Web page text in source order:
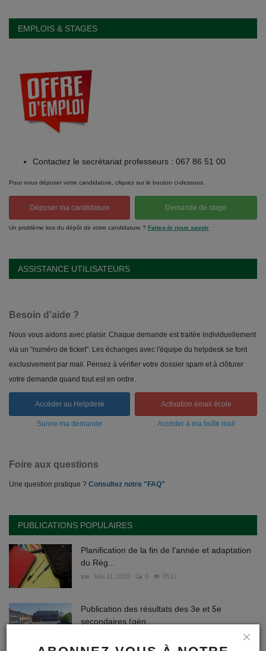
EMPLOIS & STAGES
Contactez le secrétariat professeurs : 067 86 51 00
Pour nous déposer votre candidature, cliquez sur le bouton ci-dessous.
Déposer ma candidature Demande de stage
Un problème lors du dépôt de votre candidature ? Faites-le nous savoir
ASSISTANCE UTILISATEURS
Besoin d'aide ?
Nous vous aidons avec plaisir. Chaque demande est traitée individuellement
via un "numéro de ticket". Les échanges avec l'équipe du helpdesk se font
exclusivement par mail. Pensez à vérifier votre dossier spam et à clôturer
votre demande quand tout est en ordre.
Accéder au Helpdesk Activation email école
Suivre ma demande Accéder à ma boîte mail
Foire aux questions
Une question pratique ? Consultez notre "FAQ"
PUBLICATIONS POPULAIRES
Planification de la fin de l'année et adaptation
du Règ...
vw Mai 11, 2020 0 8511
Publication des résultats des 3e et 5e
secondaires (gén...